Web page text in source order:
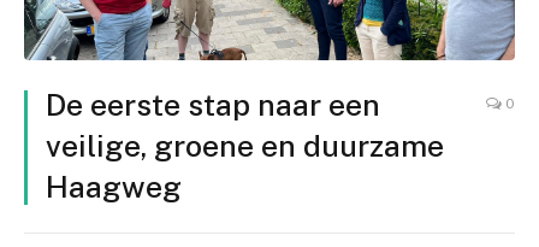
De eerste stap naar een
veilige, groene en duurzame
Haagweg
0